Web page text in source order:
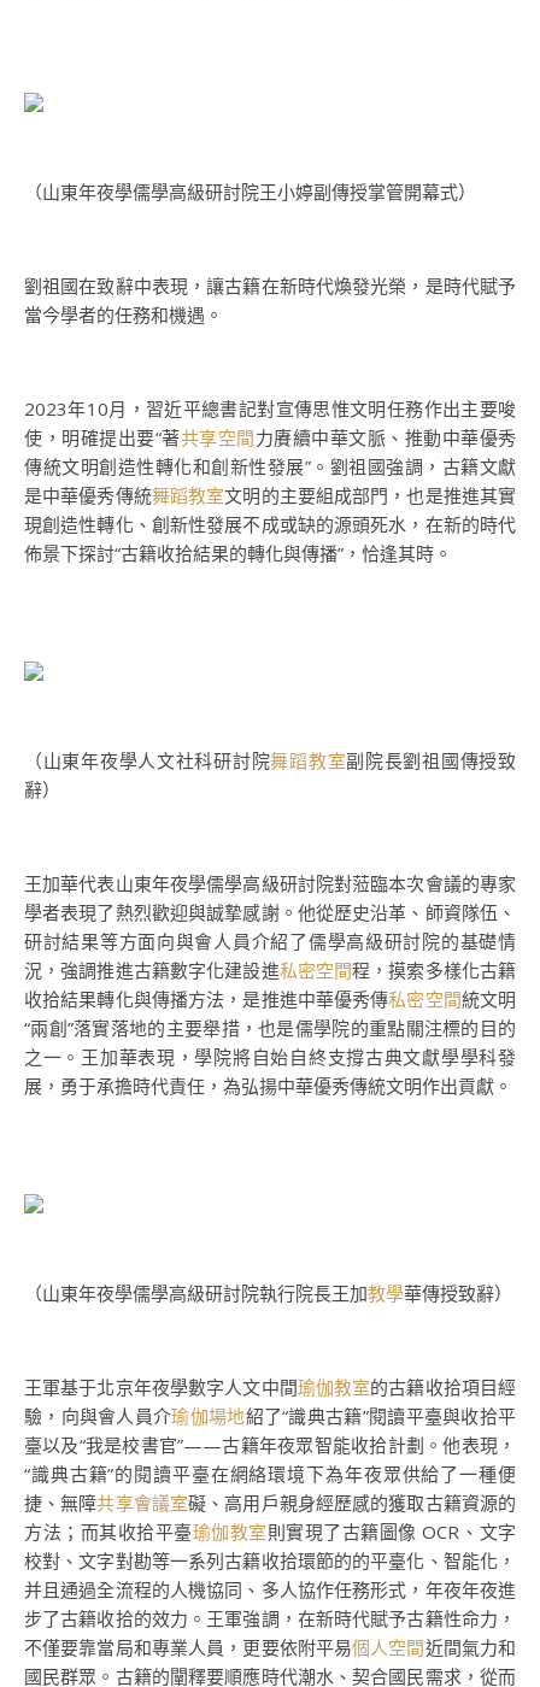
（山東年夜學儒學高級研討院王小婷副傳授掌管開幕式）
劉祖國在致辭中表現，讓古籍在新時代煥發光榮，是時代賦予
當今學者的任務和機遇。
2023年10月，習近平總書記對宣傳思惟文明任務作出主要唆
使，明確提出要“著共享空間力賡續中華文脈、推動中華優秀
傳統文明創造性轉化和創新性發展”。劉祖國強調，古籍文獻
是中華優秀傳統舞蹈教室文明的主要組成部門，也是推進其實
現創造性轉化、創新性發展不成或缺的源頭死水，在新的時代
佈景下探討“古籍收拾結果的轉化與傳播”，恰逢其時。
（山東年夜學人文社科研討院舞蹈教室副院長劉祖國傳授致
辭）
王加華代表山東年夜學儒學高級研討院對蒞臨本次會議的專家
學者表現了熱烈歡迎與誠摯感謝。他從歷史沿革、師資隊伍、
研討結果等方面向與會人員介紹了儒學高級研討院的基礎情
況，強調推進古籍數字化建設進私密空間程，摸索多樣化古籍
收拾結果轉化與傳播方法，是推進中華優秀傳私密空間統文明
“兩創”落實落地的主要舉措，也是儒學院的重點關注標的目的
之一。王加華表現，學院將自始自終支撐古典文獻學學科發
展，勇于承擔時代責任，為弘揚中華優秀傳統文明作出貢獻。
（山東年夜學儒學高級研討院執行院長王加教學華傳授致辭）
王軍基于北京年夜學數字人文中間瑜伽教室的古籍收拾項目經
驗，向與會人員介瑜伽場地紹了“識典古籍”閱讀平臺與收拾平
臺以及“我是校書官”——古籍年夜眾智能收拾計劃。他表現，
“識典古籍”的閱讀平臺在網絡環境下為年夜眾供給了一種便
捷、無障共享會議室礙、高用戶親身經歷感的獲取古籍資源的
方法；而其收拾平臺瑜伽教室則實現了古籍圖像 OCR、文字
校對、文字對勘等一系列古籍收拾環節的的平臺化、智能化，
并且通過全流程的人機協同、多人協作任務形式，年夜年夜進
步了古籍收拾的效力。王軍強調，在新時代賦予古籍性命力，
不僅要靠當局和專業人員，更要依附平易個人空間近間氣力和
國民群眾。古籍的闡釋要順應時代潮水、契合國民需求，從而